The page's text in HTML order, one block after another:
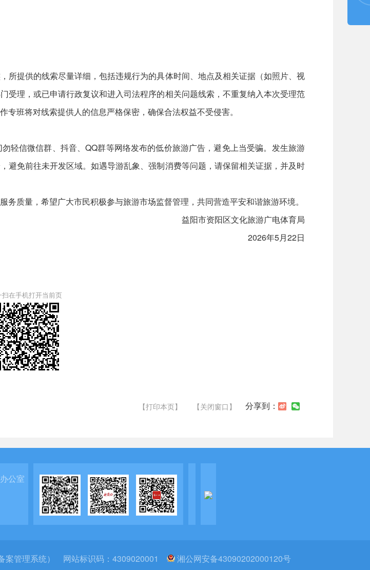
提供的线索尽量详细，包括违规行为的具体时间、地点及相关证据（如照片、视
受理，或已申请行政复议和进入司法程序的相关问题线索，不重复纳入本次受理范
班将对线索提供人的信息严格保密，确保合法权益不受侵害。
信微信群、抖音、QQ群等网络发布的低价旅游广告，避免上当受骗。发生旅游
避免前往未开发区域。如遇导游乱象、强制消费等问题，请保留相关证据，并及时
量，希望广大市民积极参与旅游市场监督管理，共同营造平安和谐旅游环境。
益阳市资阳区文化旅游广电体育局
2026年5月22日
扫在手机打开当前页
【打印本页】 【关闭窗口】 分享到：
公室
管理系统） 网站标识码：4309020001 湘公网安备43090202000120号